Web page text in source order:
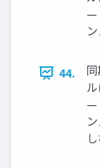
—
44.
—